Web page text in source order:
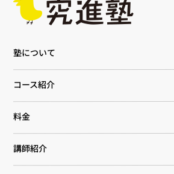
塾について
コース紹介
料金
講師紹介